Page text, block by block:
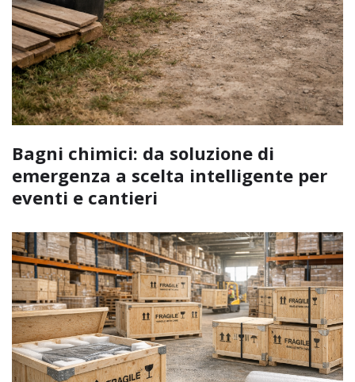
Bagni chimici: da soluzione di
emergenza a scelta intelligente per
eventi e cantieri